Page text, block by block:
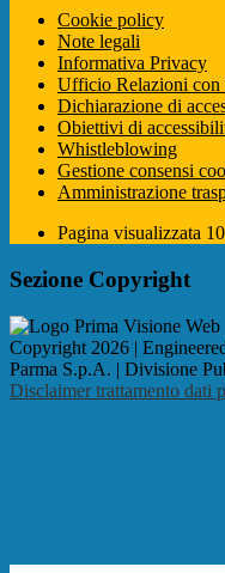
Cookie policy
Note legali
Informativa Privacy
Ufficio Relazioni con
Dichiarazione di
Obiettivi di
Whistleblowing
Gestione consensi
Amministrazione
Pagina visualizzata
Sezione Copyright
Copyright 2026 |
Parma S.p.A. | Divisione
Disclaimer trattamento dati